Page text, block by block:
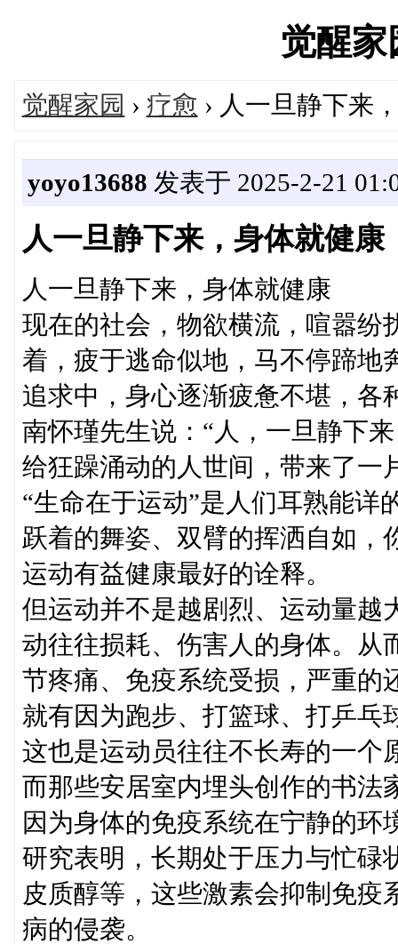
觉醒
觉醒家园 › 疗愈 › 人一旦静下来
yoyo13688 发表于 2025-2-21
人一旦静下来，身体就健康
人一旦静下来，身体就健康
现在的社会，物欲横流，喧嚣纷
着，疲于逃命似地，马不停蹄地
追求中，身心逐渐疲惫不堪，各
南怀瑾先生说：“人，一旦静下
给狂躁涌动的人世间，带来了一
“生命在于运动”是人们耳熟能详
跃着的舞姿、双臂的挥洒自如，
运动有益健康最好的诠释。
但运动并不是越剧烈、运动量越
动往往损耗、伤害人的身体。从
节疼痛、免疫系统受损，严重的
就有因为跑步、打篮球、打乒乓
这也是运动员往往不长寿的一个
而那些安居室内埋头创作的书法
因为身体的免疫系统在宁静的
研究表明，长期处于压力与忙碌
皮质醇等，这些激素会抑制免
病的侵袭。